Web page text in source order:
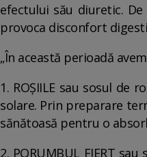
efectului său diuretic.
provoca disconfort
„În această perioadă
1. ROȘIILE sau sosul
solare. Prin preparare
sănătoasă pentru o
2. PORUMBUL FIERT